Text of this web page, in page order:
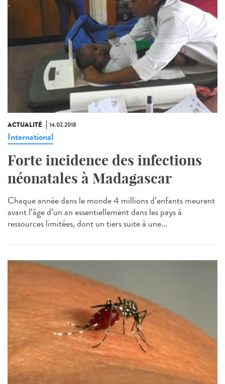
ACTUALITÉ 14.02.2018
International
Forte incidence des infections
néonatales à Madagascar
Chaque année dans le monde 4 millions d’enfants meurent
avant l’âge d’un an essentiellement dans les pays à
ressources limitées, dont un tiers suite à une...